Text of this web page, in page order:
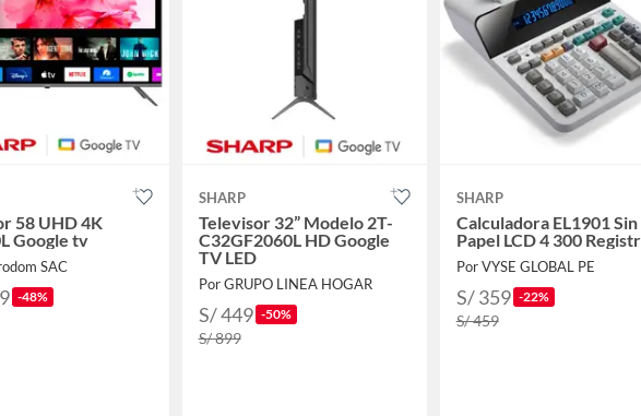
58 UHD 4K
Google tv
SAC
-48%
SHARP
Televisor 32” Modelo 2T-
C32GF2060L HD Google
TV LED
Por GRUPO LINEA HOGAR
S/ 449 -50%
S/ 899
SHARP
Calculadora EL1901 Sin
Papel LCD 4 300
Por VYSE GLOBAL PE
S/ 359 -22%
S/ 459